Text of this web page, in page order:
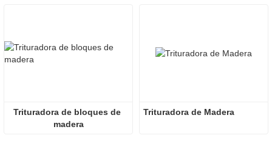
Trituradora de bloques de
madera
Trituradora de Madera